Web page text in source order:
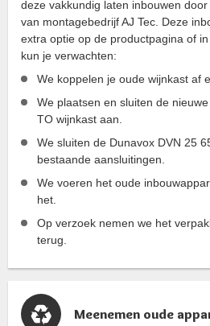
deze vakkundig laten inbouwen
van montagebedrijf AJ Tec. Deze
extra optie op de productpagina of
kun je verwachten:
We koppelen je oude wijnkast af
We plaatsen en sluiten de
TO wijnkast aan.
We sluiten de Dunavox DVN 25
bestaande aansluitingen.
We voeren het oude
het.
Op verzoek nemen we het
terug.
Meenemen oude